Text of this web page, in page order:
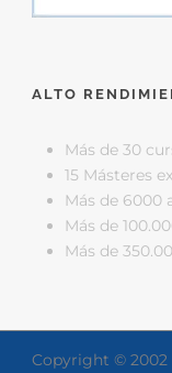
ALTO
Más de 30
15 Másteres
Más de 6000
Más de
Más de
Copyright © 2002